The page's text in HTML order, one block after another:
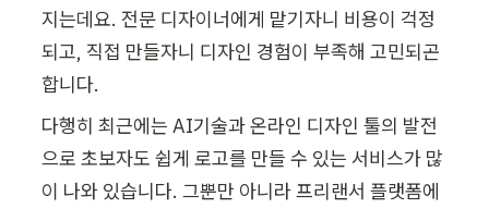
지는데요. 전문 디자이너에게 맡기자니 비용이 걱정
되고, 직접 만들자니 디자인 경험이 부족해 고민되곤
합니다.
다행히 최근에는 AI기술과 온라인 디자인 툴의 발전
으로 초보자도 쉽게 로고를 만들 수 있는 서비스가 많
이 나와 있습니다. 그뿐만 아니라 프리랜서 플랫폼에